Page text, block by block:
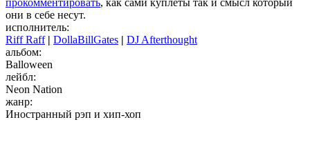
прокомментировать, как сами куплеты так и смысл который
они в себе несут.
исполнитель:
Riff Raff
DollaBillGates
DJ Afterthought
альбом:
Balloween
лейбл:
Neon Nation
жанр:
Иностранный рэп и хип-хоп